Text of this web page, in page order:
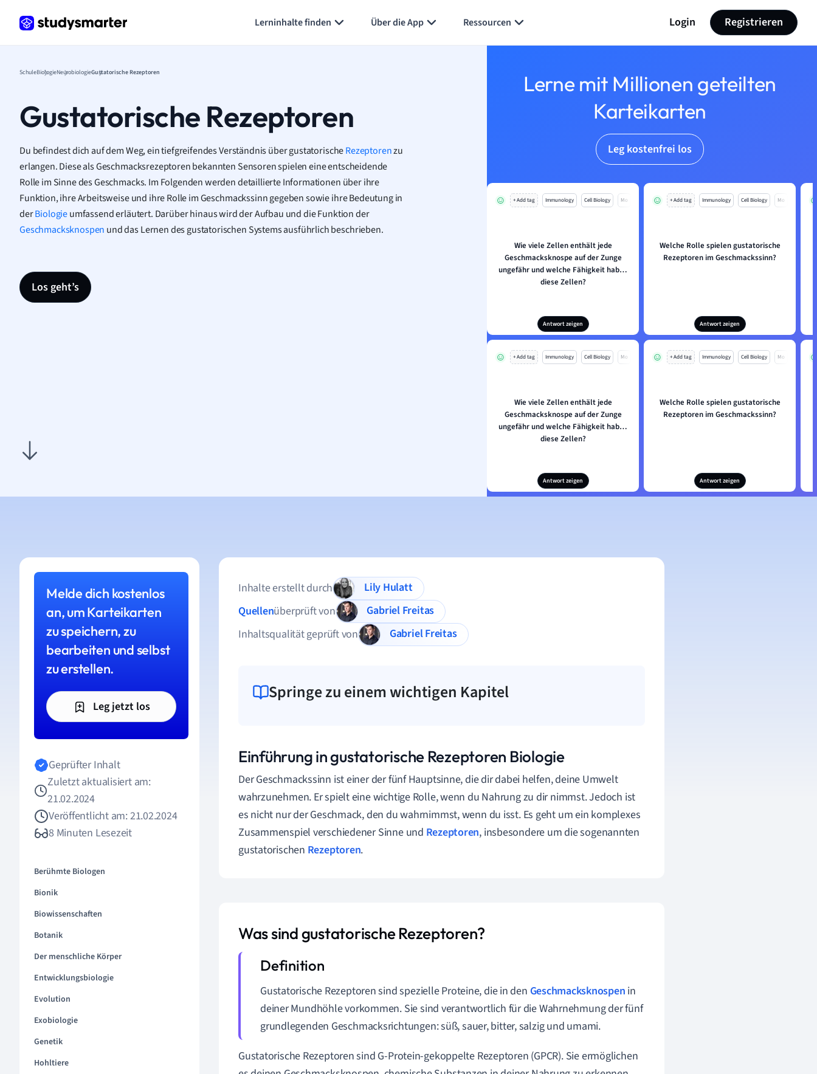
Lerninhalte finden Über die App Ressourcen Login Registrieren
SchuleBiologieNeurobiologieGustatorische Rezeptoren
Gustatorische Rezeptoren
Du befindest dich auf dem Weg, ein tiefgreifendes Verständnis über gustatorischeRezeptorenzu
erlangen. Diese als Geschmacksrezeptoren bekannten Sensoren spielen eine entscheidende
Rolle im Sinne des Geschmacks. Im Folgenden werden detaillierte Informationen über ihre
Funktion, ihre Arbeitsweise und ihre Rolle im Geschmackssinn gegeben sowie ihre Bedeutung in
derBiologieumfassend erläutert. Darüber hinaus wird der Aufbau und die Funktion der
Geschmacksknospen und das Lernen des gustatorischen Systems ausführlich beschrieben.
Los geht’s
Lerne mit Millionen geteilten
Karteikarten
Leg kostenfrei los
+ Add tag Immunology Cell Biology Mo
Wie viele Zellen enthält jede
Geschmacksknospe auf der Zunge
ungefähr und welche Fähigkeit haben
diese Zellen?
Antwort zeigen
+ Add tag Immunology Cell Biology Mo
Welche Rolle spielen gustatorische
Rezeptoren im Geschmackssinn?
Antwort zeigen
+ Add tag Immunology Cell Biology Mo
Wie viele Zellen enthält jede
Geschmacksknospe auf der Zunge
ungefähr und welche Fähigkeit haben
diese Zellen?
Antwort zeigen
+ Add tag Immunology Cell Biology Mo
Welche Rolle spielen gustatorische
Rezeptoren im Geschmackssinn?
Antwort zeigen
Melde dich kostenlos
an, um Karteikarten
zu speichern, zu
bearbeiten und selbst
zu erstellen.
Leg jetzt los
Geprüfter Inhalt
Zuletzt aktualisiert am:
21.02.2024
Veröffentlicht am: 21.02.2024
8 Minuten Lesezeit
Berühmte Biologen
Bionik
Biowissenschaften
Botanik
Der menschliche Körper
Entwicklungsbiologie
Evolution
Exobiologie
Genetik
Hohltiere
Inhalte erstellt durch
Lily Hulatt
Quellenüberprüft von
Gabriel Freitas
Inhaltsqualität geprüft von
Gabriel Freitas
Springe zu einem wichtigen Kapitel
Einführung in gustatorische Rezeptoren Biologie
Der Geschmackssinn ist einer der fünf Hauptsinne, die dir dabei helfen, deine Umwelt
wahrzunehmen. Er spielt eine wichtige Rolle, wenn du Nahrung zu dir nimmst. Jedoch ist
es nicht nur der Geschmack, den du wahrnimmst, wenn du isst. Es geht um ein komplexes
Zusammenspiel verschiedener Sinne und Rezeptoren, insbesondere um die sogenannten
gustatorischen Rezeptoren.
Was sind gustatorische Rezeptoren?
Gustatorische Rezeptoren sind spezielle Proteine, die in den Geschmacksknospen in
deiner Mundhöhle vorkommen. Sie sind verantwortlich für die Wahrnehmung der fünf
grundlegenden Geschmacksrichtungen: süß, sauer, bitter, salzig und umami.
Gustatorische Rezeptoren sind G-Protein-gekoppelte Rezeptoren (GPCR). Sie ermöglichen